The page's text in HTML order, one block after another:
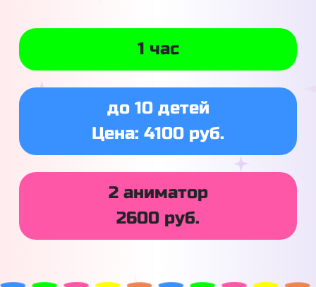
1 час
до 10 детей
Цена: 4100 руб.
2 аниматор
2600 руб.